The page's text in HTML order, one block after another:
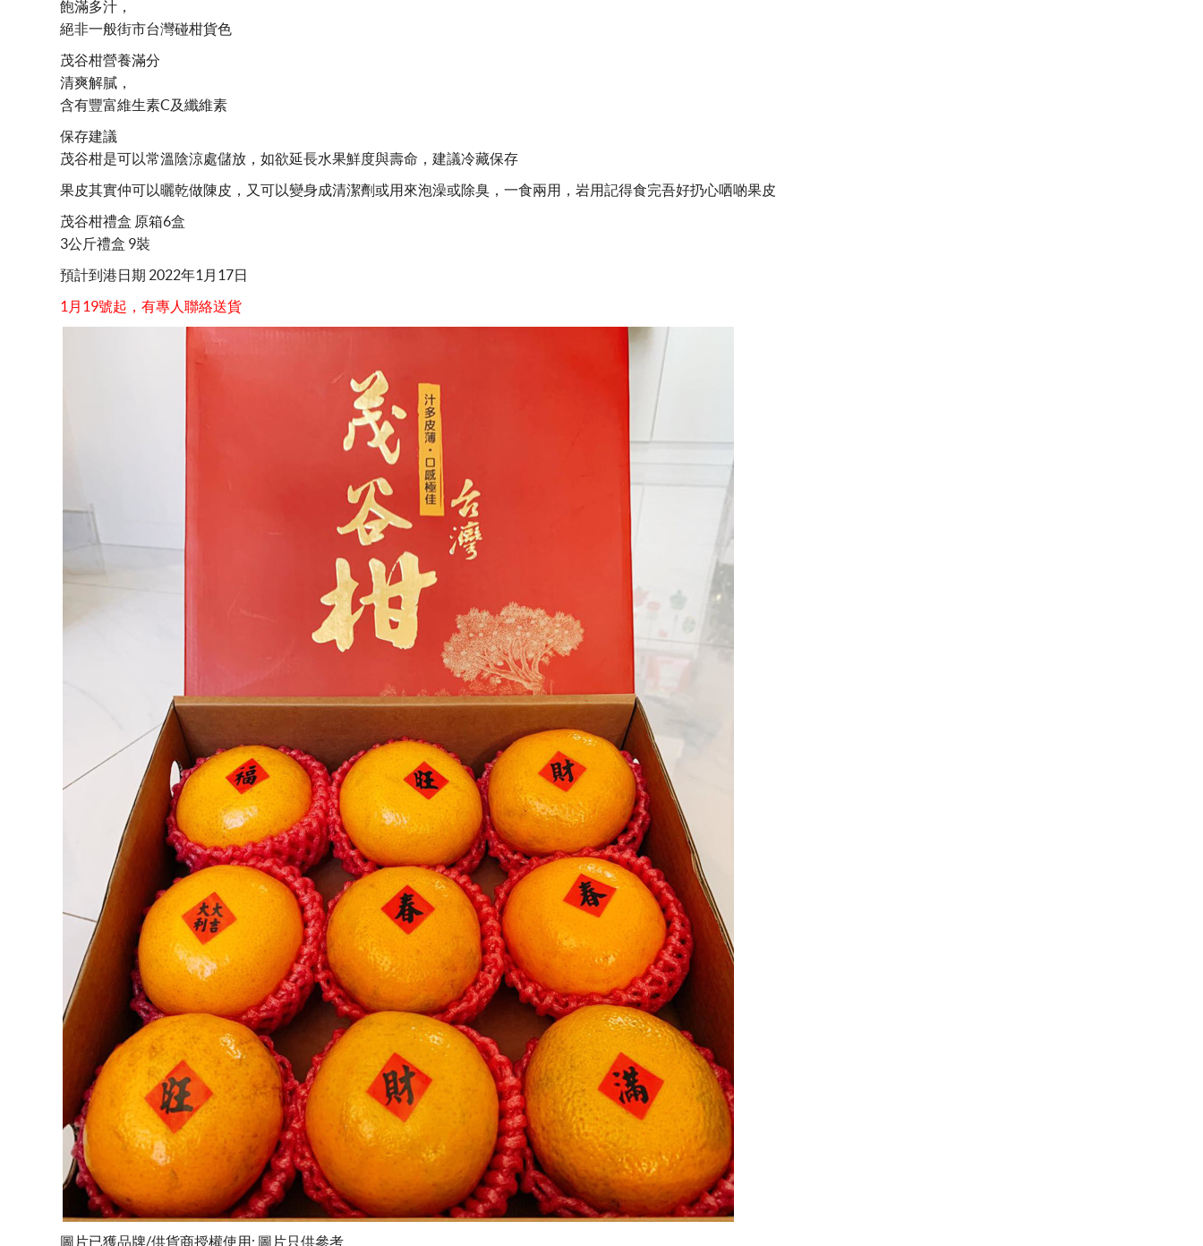
飽滿多汁，
絕非一般街市台灣碰柑貨色
茂谷柑營養滿分
清爽解膩，
含有豐富維生素C及纖維素
保存建議
茂谷柑是可以常溫陰涼處儲放，如欲延長水果鮮度與壽命，建議冷藏保存
果皮其實仲可以曬乾做陳皮，又可以變身成清潔劑或用來泡澡或除臭，一食兩用，岩用記得食完吾好扔心哂啲果皮
茂谷柑禮盒 原箱6盒
3公斤禮盒 9裝
預計到港日期 2022年1月17日
1月19號起，有專人聯絡送貨
圖片已獲品牌/供貨商授權使用; 圖片只供參考